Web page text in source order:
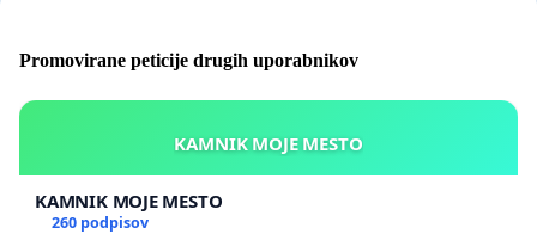
Promovirane peticije drugih uporabnikov
KAMNIK MOJE MESTO
KAMNIK MOJE MESTO
260 podpisov